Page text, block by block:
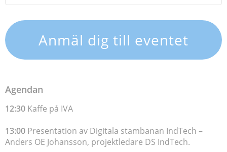
Anmäl dig till eventet
Agendan
12:30 Kaffe på IVA
13:00 Presentation av Digitala stambanan IndTech –
Anders OE Johansson, projektledare DS IndTech.